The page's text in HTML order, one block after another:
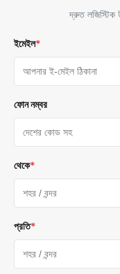
দ্রুত লজিস্টিক
ইমেইল*
ফোন নম্বর
থেকে*
প্রতি*